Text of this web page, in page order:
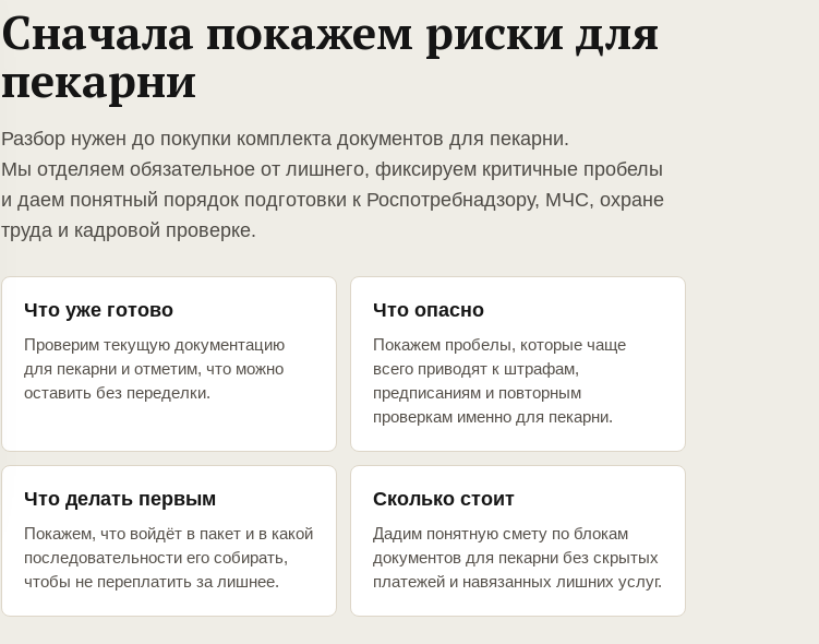
Сначала покажем риски для
пекарни
Разбор нужен до покупки комплекта документов для пекарни.
Мы отделяем обязательное от лишнего, фиксируем критичные пробелы
и даем понятный порядок подготовки к Роспотребнадзору, МЧС, охране
труда и кадровой проверке.
Что уже готово
Проверим текущую документацию
для пекарни и отметим, что можно
оставить без переделки.
Что опасно
Покажем пробелы, которые чаще
всего приводят к штрафам,
предписаниям и повторным
проверкам именно для пекарни.
Что делать первым
Покажем, что войдёт в пакет и в какой
последовательности его собирать,
чтобы не переплатить за лишнее.
Сколько стоит
Дадим понятную смету по блокам
документов для пекарни без скрытых
платежей и навязанных лишних услуг.